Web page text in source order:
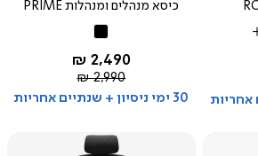
כיסא מנהלים ומנהלות PRIME
החל מ-
2,490 ₪
מחיר
רגיל
2,990 ₪
30 ימי ניסיון + שנתיים אחריות